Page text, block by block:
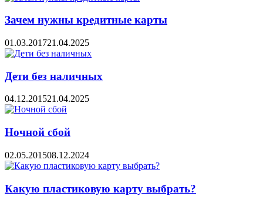
Зачем нужны кредитные карты
01.03.201721.04.2025
Дети без наличных
04.12.201521.04.2025
Ночной сбой
02.05.201508.12.2024
Какую пластиковую карту выбрать?